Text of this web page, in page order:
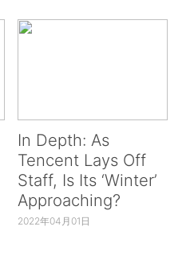
In Depth: As
Tencent Lays Off
Staff, Is Its ‘Winter’
Approaching?
2022年04月01日